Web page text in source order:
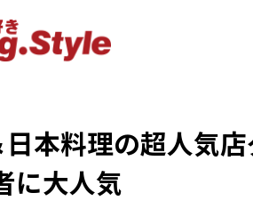
日本料理の超人気
に大人気